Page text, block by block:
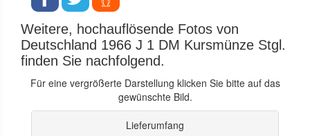
Weitere, hochauflösende Fotos von
Deutschland 1966 J 1 DM Kursmünze Stgl.
finden Sie nachfolgend.
Für eine vergrößerte Darstellung klicken Sie bitte auf das
gewünschte Bild.
Lieferumfang